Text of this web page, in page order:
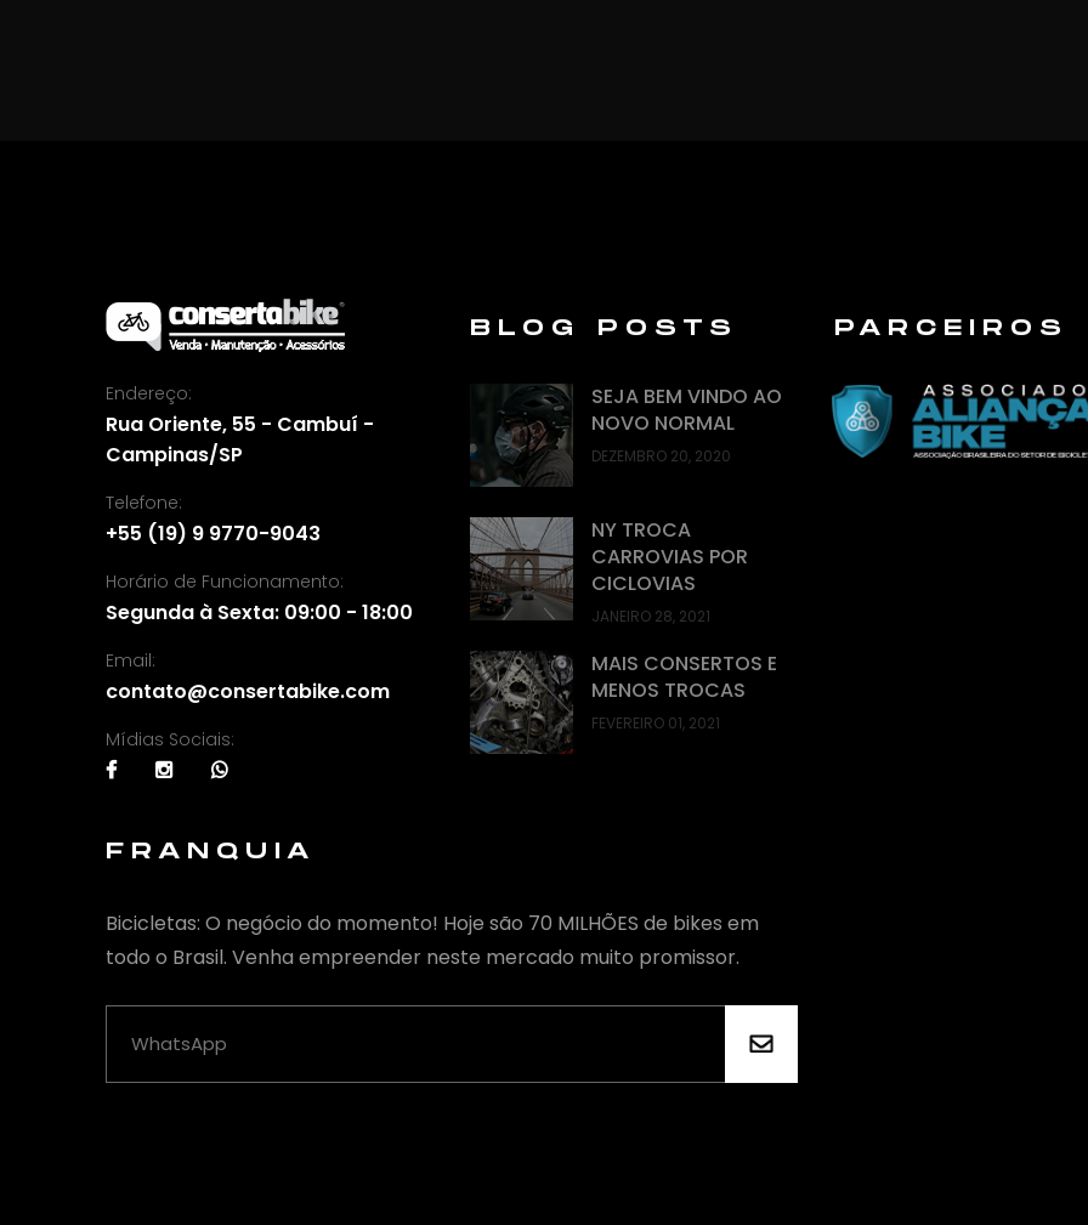
Endereço:
Rua Oriente, 55 - Cambuí -
Campinas/SP
Telefone:
+55 (19) 9 9770-9043
Horário de Funcionamento:
Segunda à Sexta: 09:00 - 18:00
Email:
contato@consertabike.com
Mídias Sociais:
BLOG POSTS
SEJA BEM VINDO AO
NOVO NORMAL
DEZEMBRO 20, 2020
NY TROCA
CARROVIAS POR
CICLOVIAS
JANEIRO 28, 2021
MAIS CONSERTOS E
MENOS TROCAS
FEVEREIRO 01, 2021
PARCEIROS
FRANQUIA
Bicicletas: O negócio do momento! Hoje são 70 MILHÕES de bikes em
todo o Brasil. Venha empreender neste mercado muito promissor.